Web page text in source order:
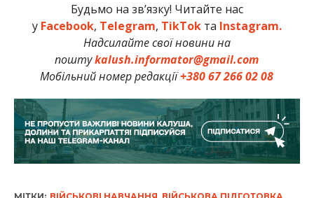
Будьмо на зв’язку! Читайте нас
у Facebook, Telegram, TikTokта Instagram.
Надсилайте свої новини на
поштуkalush.informator@gmail.com
Мобільний номер редакції+380 67 266 02 08